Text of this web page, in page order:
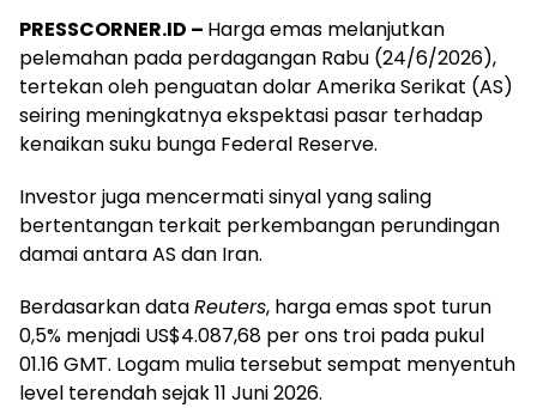
PRESSCORNER.ID – Harga emas melanjutkan
pelemahan pada perdagangan Rabu (24/6/2026),
tertekan oleh penguatan dolar Amerika Serikat (AS)
seiring meningkatnya ekspektasi pasar terhadap
kenaikan suku bunga Federal Reserve.
Investor juga mencermati sinyal yang saling
bertentangan terkait perkembangan perundingan
damai antara AS dan Iran.
Berdasarkan dataReuters, harga emas spot turun
0,5% menjadi US$4.087,68 per ons troi pada pukul
01.16 GMT. Logam mulia tersebut sempat menyentuh
level terendah sejak 11 Juni 2026.